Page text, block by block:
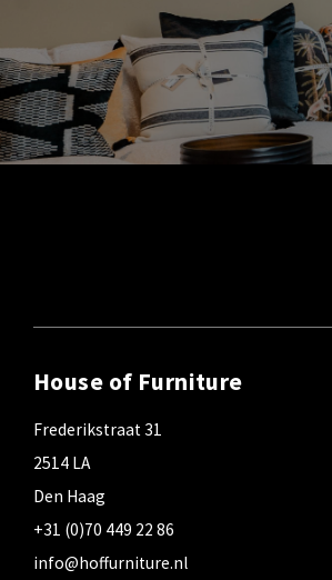
House of Furniture
Frederikstraat 31
2514 LA
Den Haag
+31 (0)70 449 22 86
info@hoffurniture.nl